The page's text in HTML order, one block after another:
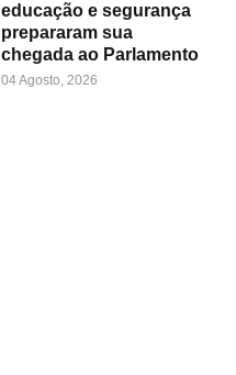
educação e segurança
prepararam sua
chegada ao Parlamento
04 Agosto, 2026